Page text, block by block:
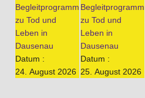
Begleitprogramm
zu Tod und
Leben in
Dausenau
Datum :
24. August 2026
Begleitprogramm
zu Tod und
Leben in
Dausenau
Datum :
25. August 2026